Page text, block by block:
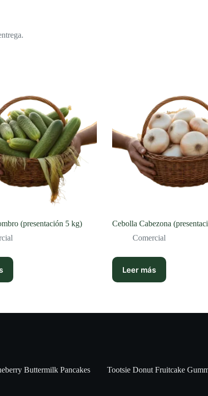
(presentación 5 kg)
Cebolla Cabezona
Comercial
Leer más
Buttermilk Pancakes Tootsie Donut Fruitcake